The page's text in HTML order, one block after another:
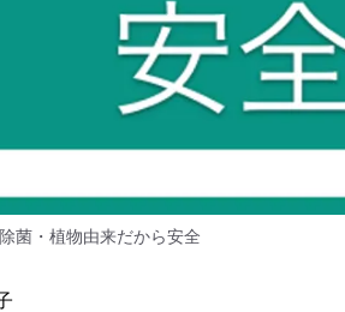
菌・植物由来だから安全